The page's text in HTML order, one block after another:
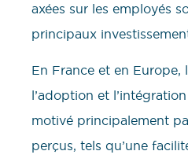
axées sur les employés
principaux
En France et en Europe,
l’adoption et
motivé principalement
perçus, tels qu’une